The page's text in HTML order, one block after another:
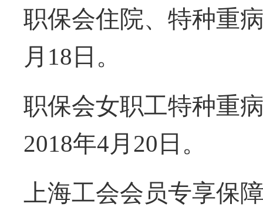
职保会住院、 特种重
月 18 日。
职保会女职工特种重
2018年4月 20 日。
上海工会会员专享保